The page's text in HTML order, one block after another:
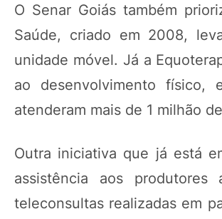
O Senar Goiás também
Saúde, criado em 2008,
unidade móvel. Já a
ao desenvolvimento físico,
atenderam mais de 1 milhão
Outra iniciativa que já está
assistência aos
teleconsultas realizadas em